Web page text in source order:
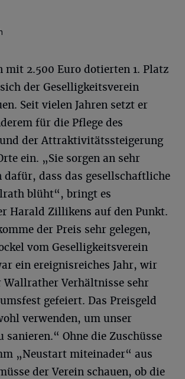
mit 2.500 Euro dotierten 1. Platz
der Geselligkeitsverein
Seit vielen Jahren setzt er
für die Pflege des
der Attraktivitätssteigerung
ein. „Sie sorgen an sehr
dafür, dass das gesellschaftliche
blüht“, bringt es
Harald Zillikens auf den Punkt.
der Preis sehr gelegen,
vom Geselligkeitsverein
ein ereignisreiches Jahr, wir
Wallrather Verhältnisse sehr
gefeiert. Das Preisgeld
verwenden, um unser
sanieren.“ Ohne die Zuschüsse
„Neustart miteinader“ aus
der Verein schauen, ob die